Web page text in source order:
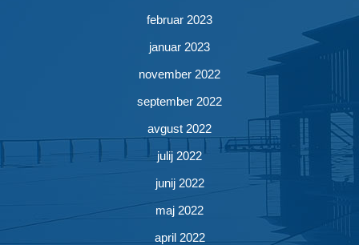
februar 2023
januar 2023
november 2022
september 2022
avgust 2022
julij 2022
junij 2022
maj 2022
april 2022